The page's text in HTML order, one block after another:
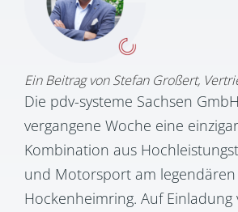
Die pdv-systeme Sachsen
vergangene Woche eine
Kombination aus
und Motorsport am legendären
Hockenheimring. Auf Einladung
Ein Beitrag von Stefan Großert,